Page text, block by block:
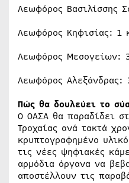
Λεωφόρος Βασιλίσσης
Λεωφόρος Κηφισίας: 1
Λεωφόρος Μεσογείων:
Λεωφόρος Αλεξάνδρας:
Πώς θα δουλεύει το
Ο ΟΑΣΑ θα παραδίδει
Τροχαίας ανά τακτά
κρυπτογραφημένο
τις νέες ψηφιακές
αρμόδια όργανα να
αποστέλλουν τις